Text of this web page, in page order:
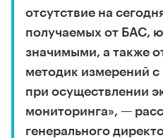
отсутствие на
получаемых от БАС,
значимыми, а также
методик измерений
при осуществлении
мониторинга», —
генерального